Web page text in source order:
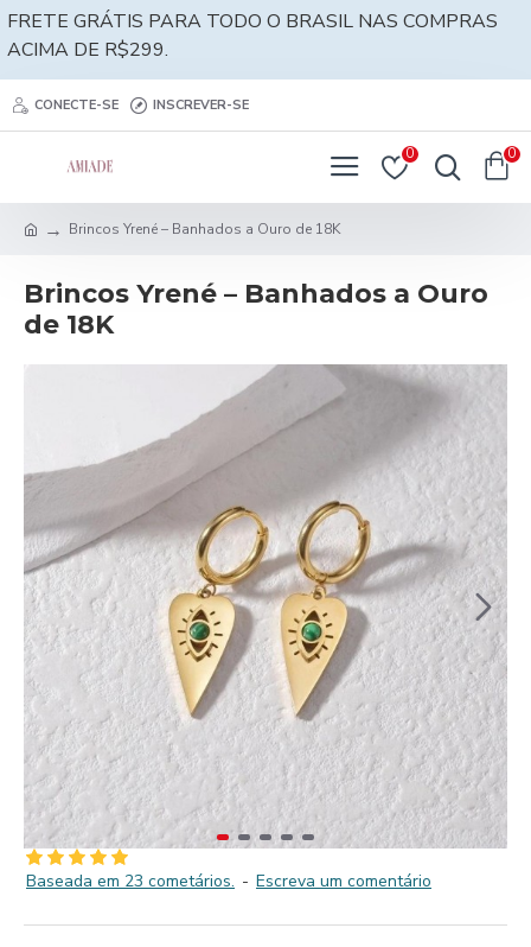
FRETE GRÁTIS PARA TODO O BRASIL NAS COMPRAS
ACIMA DE R$299.
CONECTE-SE INSCREVER-SE
0 0
Brincos Yrené – Banhados a Ouro de 18K
Brincos Yrené – Banhados a Ouro
de 18K
Baseada em 23 cometários. - Escreva um comentário